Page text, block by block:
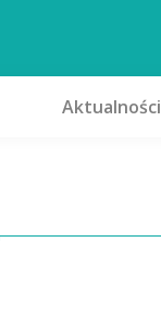
Aktualności